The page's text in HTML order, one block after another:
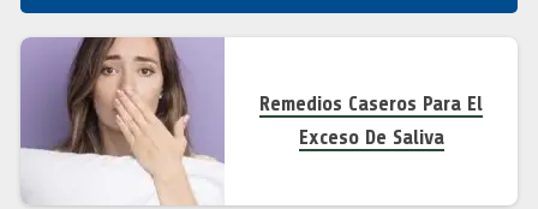
Remedios Caseros Para El
Exceso De Saliva